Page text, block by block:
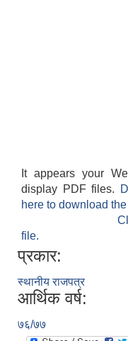
It appears your
display PDF files.
here to download
file.
प्रकार:
स्थानीय राजपत्र
आर्थिक वर्ष:
७६/७७